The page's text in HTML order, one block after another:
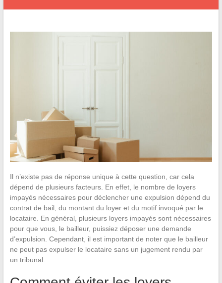
Il n’existe pas de réponse unique à cette question, car cela
dépend de plusieurs facteurs. En effet, le nombre de loyers
impayés nécessaires pour déclencher une expulsion dépend du
contrat de bail, du montant du loyer et du motif invoqué par le
locataire. En général, plusieurs loyers impayés sont nécessaires
pour que vous, le bailleur, puissiez déposer une demande
d’expulsion. Cependant, il est important de noter que le bailleur
ne peut pas expulser le locataire sans un jugement rendu par
un tribunal.